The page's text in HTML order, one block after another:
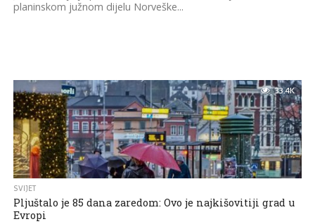
planinskom južnom dijelu Norveške...
33.4K
SVIJET
Pljuštalo je 85 dana zaredom: Ovo je najkišovitiji grad u
Evropi